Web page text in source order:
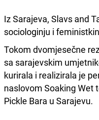
Iz Sarajeva, Slavs and
sociologinju i
Tokom dvomjesečne
sa sarajevskim
kurirala i realizirala je
naslovom Soaking Wet
Pickle Bara u Sarajevu.